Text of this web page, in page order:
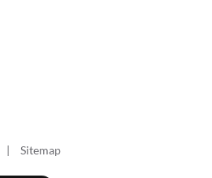
| Sitemap